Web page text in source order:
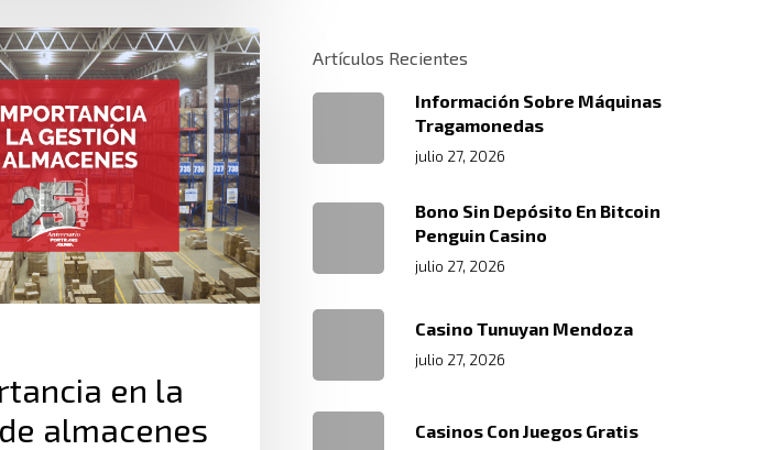
en la
almacenes
Artículos Recientes
Información Sobre Máquinas
Tragamonedas
julio 27, 2026
Bono Sin Depósito En Bitcoin
Penguin Casino
julio 27, 2026
Casino Tunuyan Mendoza
julio 27, 2026
Casinos Con Juegos Gratis